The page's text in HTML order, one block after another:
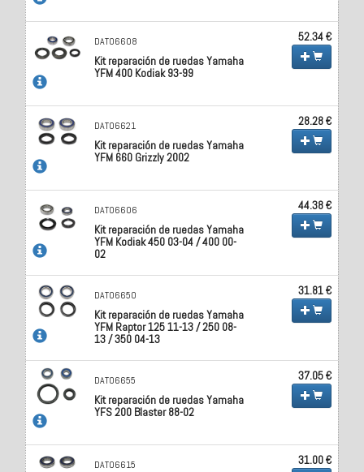
DAT06608
Kit reparación de ruedas Yamaha
YFM 400 Kodiak 93-99
52.34 €
DAT06621
Kit reparación de ruedas Yamaha
YFM 660 Grizzly 2002
28.28 €
DAT06606
Kit reparación de ruedas Yamaha
YFM Kodiak 450 03-04 / 400 00-
02
44.38 €
DAT06650
Kit reparación de ruedas Yamaha
YFM Raptor 125 11-13 / 250 08-
13 / 350 04-13
31.81 €
DAT06655
Kit reparación de ruedas Yamaha
YFS 200 Blaster 88-02
37.05 €
DAT06615 31.00 €